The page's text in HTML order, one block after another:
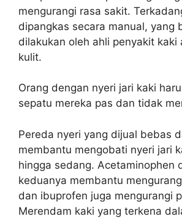
mengurangi rasa sakit.
dipangkas secara manual, yang
dilakukan oleh ahli penyakit kaki
kulit.
Orang dengan nyeri jari kaki
sepatu mereka pas dan tidak
Pereda nyeri yang dijual bebas
membantu mengobati nyeri jari
hingga sedang. Acetaminophen
keduanya membantu
dan ibuprofen juga mengurangi
Merendam kaki yang terkena